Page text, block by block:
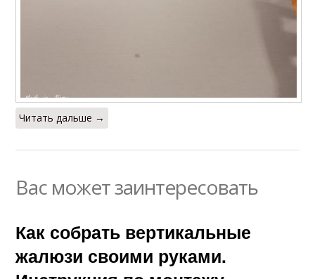
Читать дальше →
Вас может заинтересовать
Как собрать вертикальные
жалюзи своими руками.